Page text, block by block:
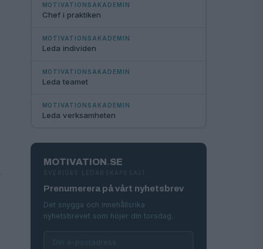
MOTIVATIONSAKADEMIN
Chef i praktiken
MOTIVATIONSAKADEMIN
Leda individen
MOTIVATIONSAKADEMIN
Leda teamet
MOTIVATIONSAKADEMIN
Leda verksamheten
MOTIVATION.SE
SVERIGES LEDARSKAPSSAJT
Prenumerera på vårt nyhetsbrev
Det snygga och innehållsrika
nyhetsbrevet som höjer din torsdag.